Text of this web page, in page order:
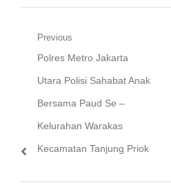
Navigasi
pos
Previous
Previous
post:
Polres Metro Jakarta
Utara Polisi Sahabat Anak
Bersama Paud Se –
Kelurahan Warakas
Kecamatan Tanjung Priok